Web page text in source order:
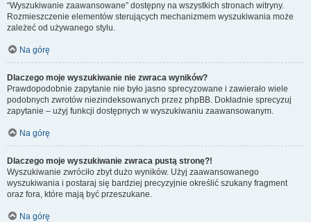
“Wyszukiwanie zaawansowane” dostępny na wszystkich stronach witryny.
Rozmieszczenie elementów sterujących mechanizmem wyszukiwania może
zależeć od używanego stylu.
Na górę
Dlaczego moje wyszukiwanie nie zwraca wyników?
Prawdopodobnie zapytanie nie było jasno sprecyzowane i zawierało wiele
podobnych zwrotów niezindeksowanych przez phpBB. Dokładnie sprecyzuj
zapytanie – użyj funkcji dostępnych w wyszukiwaniu zaawansowanym.
Na górę
Dlaczego moje wyszukiwanie zwraca pustą stronę?!
Wyszukiwanie zwróciło zbyt dużo wyników. Użyj zaawansowanego
wyszukiwania i postaraj się bardziej precyzyjnie określić szukany fragment
oraz fora, które mają być przeszukane.
Na górę